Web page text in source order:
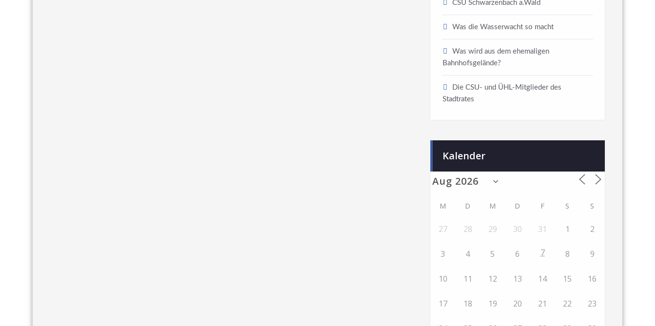
CSU Schwarzenbach a.Wald
Was die Wasserwacht so macht
Was wird aus dem ehemaligen
Bahnhofsgelände?
Die CSU- und ÜHL-Mitglieder des
Stadtrates
Kalender
M D M D F S S
27 28 29 30 31 1 2
3 4 5 6 7 8 9
10 11 12 13 14 15 16
17 18 19 20 21 22 23